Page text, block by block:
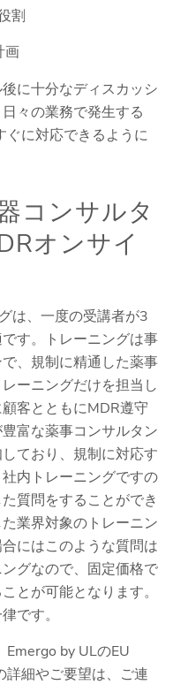
割
画
に十分なディスカッシ
々の業務で発生する
ぐに対応できるように
コンサルタ
オンサイ
は、一度の受講者が3
す。トレーニングは事
、規制に精通した薬事
ーニングだけを担当し
客とともにMDR遵守
富な薬事コンサルタン
ており、規制に対応す
内トレーニングですの
質問をすることができ
業界対象のトレーニン
にはこのような質問は
グなので、固定価格で
とが可能となります。
です。
by ULのEU
詳細やご要望は、ご連